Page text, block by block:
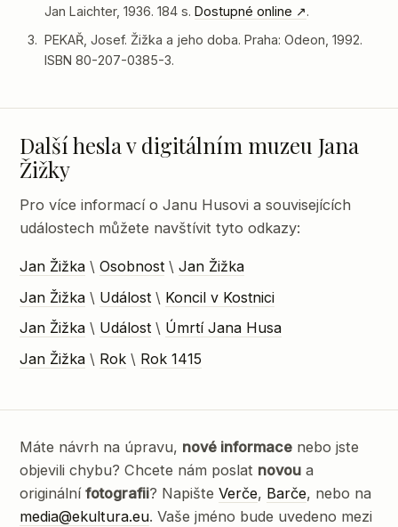
Jan Laichter, 1936. 184 s. Dostupné online
.
PEKAŘ, Josef. Žižka a jeho doba. Praha: Odeon, 1992.
ISBN 80-207-0385-3.
Další hesla v digitálním muzeu Jana
Žižky
Pro více informací o Janu Husovi a souvisejících
událostech můžete navštívit tyto odkazy:
Jan Žižka \Osobnost \Jan Žižka
Jan Žižka \ Událost \ Koncil v Kostnici
Jan Žižka \ Událost \ Úmrtí Jana Husa
Jan Žižka \ Rok \ Rok 1415
Máte návrh na úpravu, nové informace nebo jste
objevili chybu? Chcete nám poslat novou a
originálnífotografii? NapišteVerče, Barče, nebo na
media@ekultura.eu. Vaše jméno bude uvedeno mezi